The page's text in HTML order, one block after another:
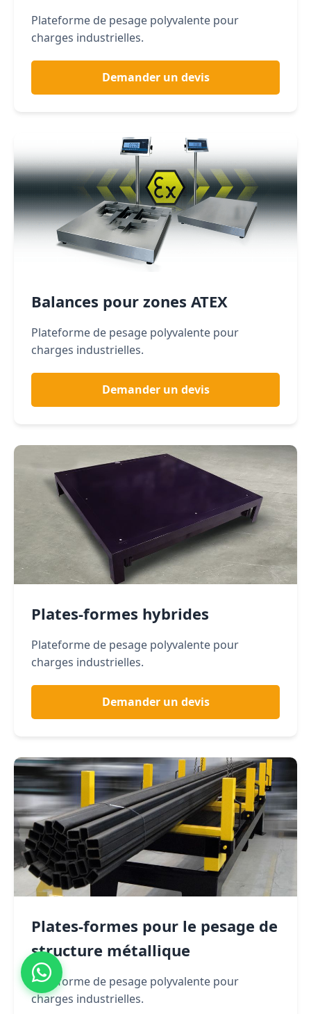
Plateforme de pesage polyvalente pour
charges industrielles.
Demander un devis
Balances pour zones ATEX
Plateforme de pesage polyvalente pour
charges industrielles.
Demander un devis
Plates-formes hybrides
Plateforme de pesage polyvalente pour
charges industrielles.
Demander un devis
Plates-formes pour le pesage de
structure métallique
Plateforme de pesage polyvalente pour
charges industrielles.